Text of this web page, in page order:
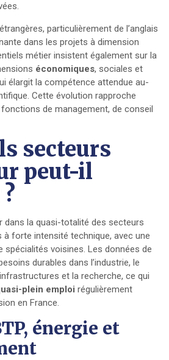
particulièrement de l’anglais
dans les projets à dimension
métier insistent également sur la
économiques, sociales et
élargit la compétence attendue au-
Cette évolution rapproche
de management, de conseil
secteurs
peut-il
dans la quasi-totalité des secteurs
forte intensité technique, avec une
voisines. Les données de
durables dans l’industrie, le
et la recherche, ce qui
plein emploi régulièrement
en France.
énergie et